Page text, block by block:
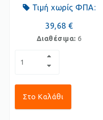
Τιμή χωρίς ΦΠΑ:
39,68 €
Διαθέσιμα: 6
Στο Καλάθι